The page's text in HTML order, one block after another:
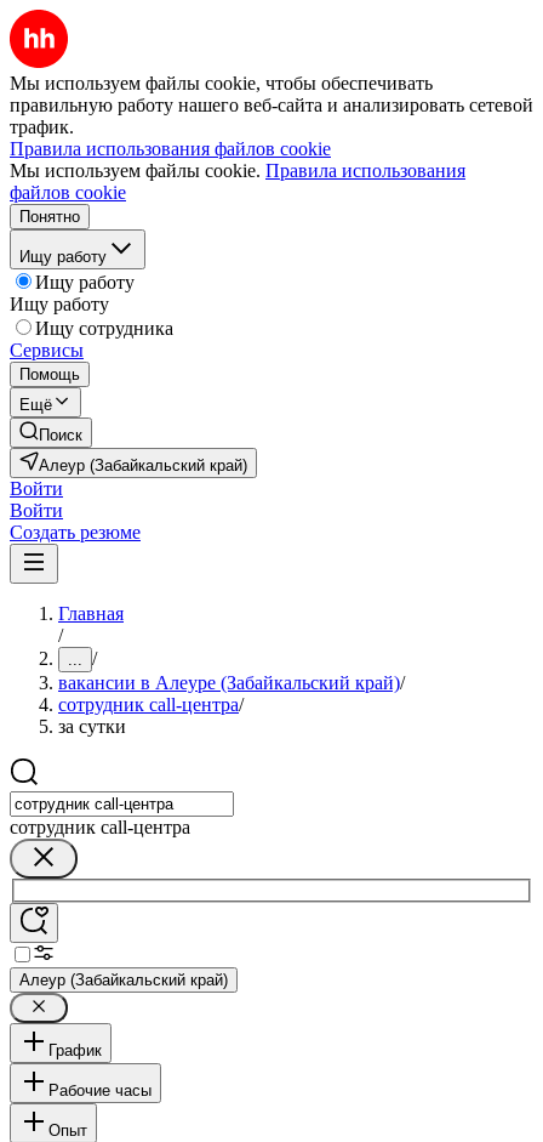
Мы используем файлы cookie, чтобы обеспечивать
правильную работу нашего веб-сайта и анализировать сетевой
трафик.
Правила использования файлов cookie
Мы используем файлы cookie. Правила использования
файлов cookie
Понятно
Ищу работу
Ищу работу
Ищу работу
Ищу сотрудника
Сервисы
Помощь
Ещё
Поиск
Алеур (Забайкальский край)
Войти
Войти
Создать резюме
Главная
/
... /
вакансии в Алеуре (Забайкальский край)/
сотрудник call-центра/
за сутки
сотрудник call-центра
Алеур (Забайкальский край)
График
Рабочие часы
Опыт